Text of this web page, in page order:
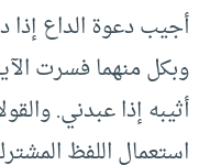
أجيب دعوة الداع إذا
وبكل منهما فسرت
أثيبه إذا عبدني.
استعمال اللفظ